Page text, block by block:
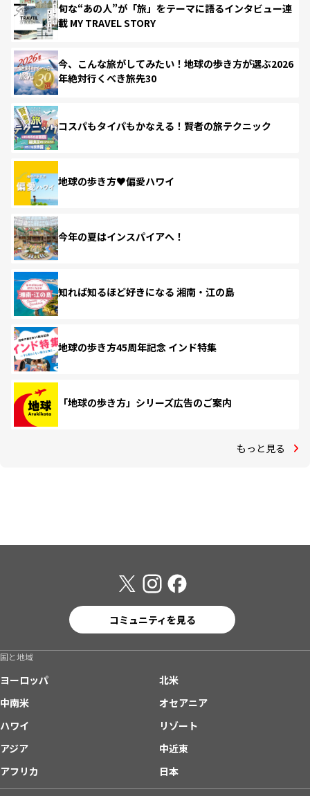
旬な“あの人”が「旅」をテーマに語るインタビュー連
載 MY TRAVEL STORY
今、こんな旅がしてみたい！地球の歩き方が選ぶ2026
年絶対行くべき旅先30
コスパもタイパもかなえる！賢者の旅テクニック
地球の歩き方♥偏愛ハワイ
今年の夏はインスパイアへ！
知れば知るほど好きになる 湘南・江の島
地球の歩き方45周年記念 インド特集
「地球の歩き方」シリーズ広告のご案内
もっと見る
コミュニティを見る
国と地域
ヨーロッパ
北米
中南米
オセアニア
ハワイ
リゾート
アジア
中近東
アフリカ
日本